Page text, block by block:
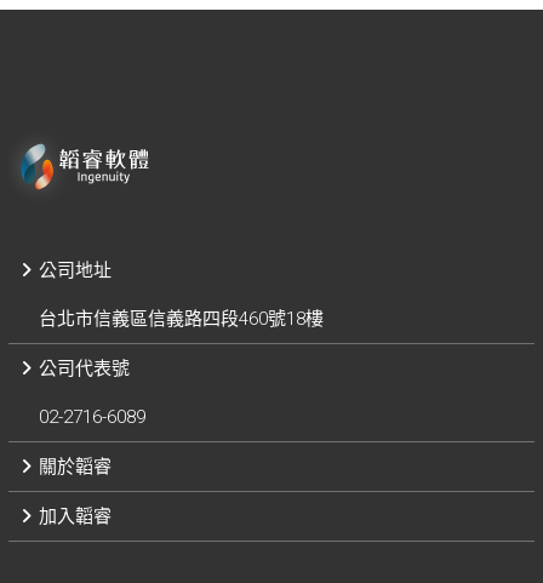
公司地址
台北市信義區信義路四段460號18樓
公司代表號
02-2716-6089
關於韜睿
加入韜睿